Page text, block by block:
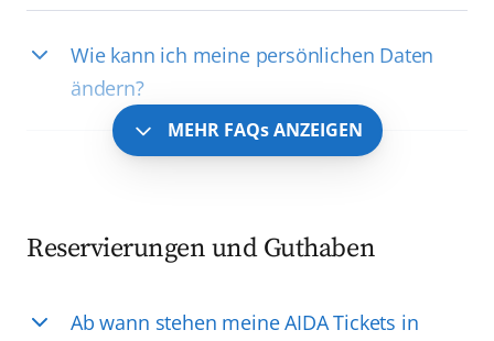
Wie kann ich meine persönlichen Daten
ändern?
MEHR FAQs ANZEIGEN
Reservierungen und Guthaben
Ab wann stehen meine AIDA Tickets in